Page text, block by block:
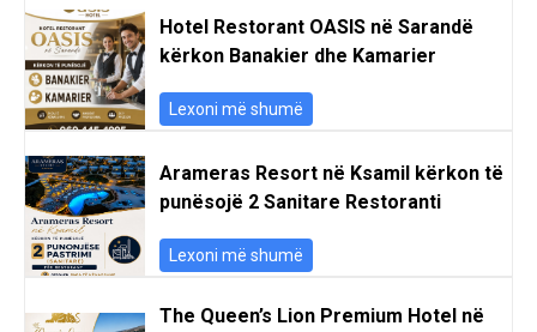
Hotel Restorant OASIS në Sarandë
kërkon Banakier dhe Kamarier
Lexoni më shumë
Arameras Resort në Ksamil kërkon të
punësojë 2 Sanitare Restoranti
Lexoni më shumë
The Queen’s Lion Premium Hotel në